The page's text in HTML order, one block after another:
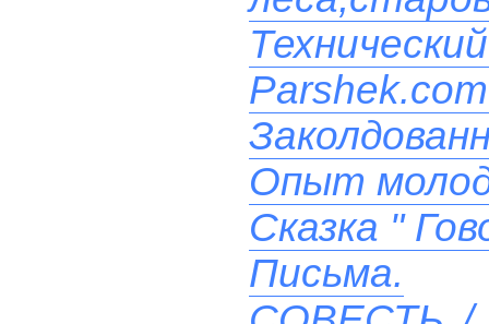
Опыт
Сказка "
Письма.